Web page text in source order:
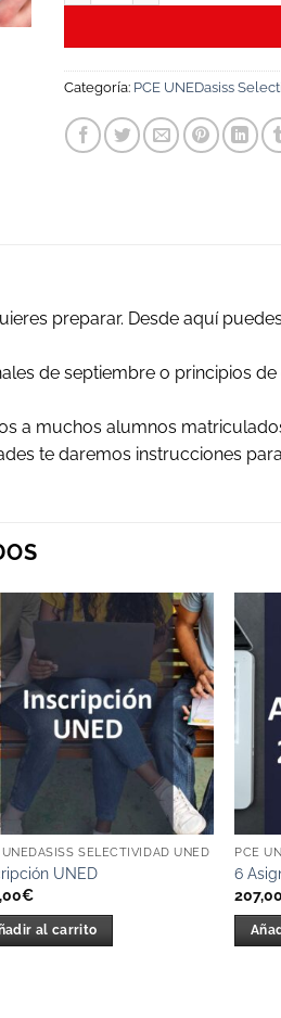
Categoría: PCE UNEDasiss
preparar. Desde aquí
de septiembre o principios
a muchos alumnos
te daremos instrucciones
UNEDASISS SELECTIVIDAD UNED
UNED
€
al carrito
PCE
6